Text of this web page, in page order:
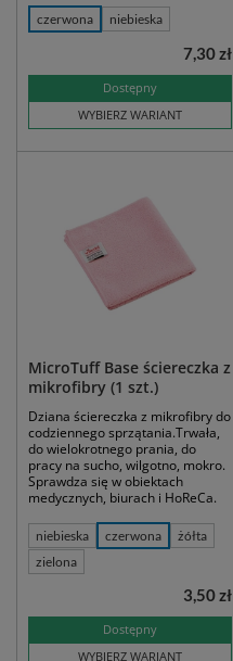
czerwona niebieska
Dostępny
WYBIERZ WARIANT
7,30 zł
MicroTuff Base ściereczka z
mikrofibry (1 szt.)
Dziana ściereczka z mikrofibry do
codziennego sprzątania.Trwała,
do wielokrotnego prania, do
pracy na sucho, wilgotno, mokro.
Sprawdza się w obiektach
medycznych, biurach i HoReCa.
niebieska czerwona
żółta
zielona
Dostępny
WYBIERZ WARIANT
3,50 zł